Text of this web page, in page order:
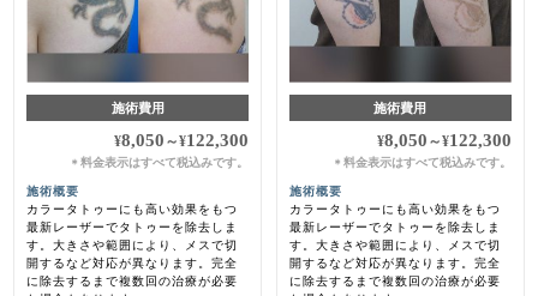
施術費用
¥8,050 ～¥122,300
＊料金表示はすべて税込みです。
施術概要
カラータトゥーにも高い効果をもつ
最新レーザーでタトゥーを除去しま
す。大きさや範囲により、メスで切
開するなど対応が異なります。完全
に除去するまで複数回の治療が必要
施術費用
¥8,050 ～¥122,300
＊ 料金表示はすべて税込みです。
施術概要
カラータトゥーにも高い効果をもつ
最新レーザーでタトゥーを除去しま
す。大きさや範囲により、メスで切
開するなど対応が異なります。完全
に除去するまで複数回の治療が必要